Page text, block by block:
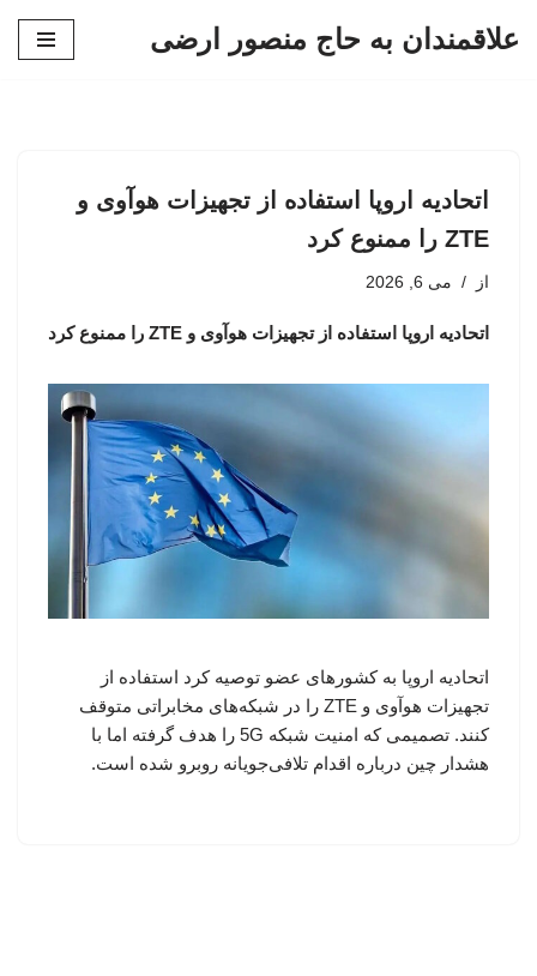
علاقمندان به حاج منصور ارضی
اتحادیه اروپا استفاده از تجهیزات هوآوی و
ZTE را ممنوع کرد
از می 6, 2026
اتحادیه اروپا استفاده از تجهیزات هوآوی و ZTE را ممنوع کرد
اتحادیه اروپا به کشورهای عضو توصیه کرد استفاده از
تجهیزات هوآوی و ZTE را در شبکه‌های مخابراتی متوقف
کنند. تصمیمی که امنیت شبکه 5G را هدف گرفته اما با
هشدار چین درباره اقدام تلافی‌جویانه روبرو شده است.